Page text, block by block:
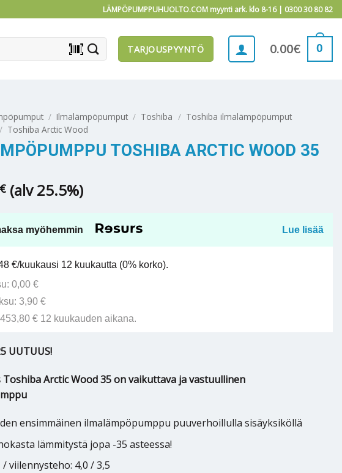
LÄMPÖPUMPPUHUOLTO.COM myynti ark. klo 8-16 | 0300 30 80 82
barcode_scanner TARJOUSPYYNTÖ 0.00€ 0
/ Ilmalämpöpumput / Toshiba / Toshiba ilmalämpöpumput
/ Toshiba Arctic Wood
TOSHIBA ARCTIC WOOD 35
€ (alv 25.5%)
myöhemmin Lue lisää
€/kuukausi 12 kuukautta (0% korko).
0,00 €
3,90 €
€ 12 kuukauden aikana.
UUTUUS!
Toshiba Arctic Wood 35 on vaikuttava ja vastuullinen
ensimmäinen ilmalämpöpumppu puuverhoillulla sisäyksiköllä
lämmitystä jopa -35 asteessa!
viilennysteho: 4,0 / 3,5